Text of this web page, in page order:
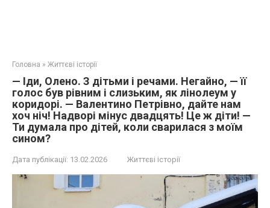
Головна » Життєві історії
— Іди, Олено. З дітьми і речами. Негайно, — її
голос був рівним і слизьким, як лінолеум у
коридорі. — Валентино Петрівно, дайте нам
хоч ніч! Надворі мінус двадцять! Це ж діти! —
Ти думала про дітей, коли сварилася з моїм
сином?
Дата публікації: 13.02.2026 Життєві історії